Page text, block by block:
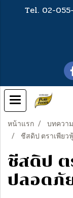
Tel. 02-
หน้าแรก บทควา
ชีสดิป ตราเพียว
ชีสดิป ต
ปลอดภั